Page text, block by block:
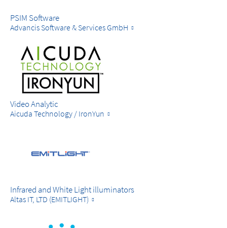
PSIM Software
Advancis Software & Services GmbH
Video Analytic
Aicuda Technology / IronYun
Infrared and White Light illuminators
Altas IT, LTD (EMITLIGHT)